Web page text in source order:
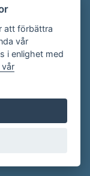
Mejla oss på
att förbättra
vår
i enlighet med
vår